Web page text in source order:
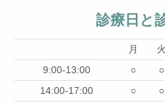
診療日と
月 火
9:00-13:00
○ ○
14:00-17:00
○ ○